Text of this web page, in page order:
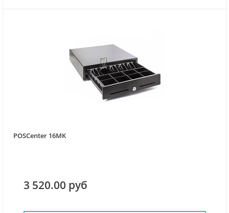
POSCenter 16MK
3 520.00 руб